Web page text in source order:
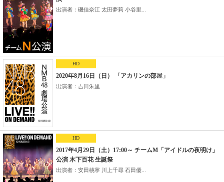
出演者：磯佳奈江 太田夢莉 小谷里...
HD
2020年8月16日（日） 「アカリンの部屋」
出演者：吉田朱里
HD
2017年4月29日（土）17:00～ チームM「アイドルの夜明け」
公演 木下百花 生誕祭
出演者：安田桃寧 川上千尋 石田優...